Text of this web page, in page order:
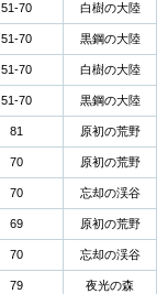
51-70 白樹の大陸
51-70 黒鋼の大陸
51-70 白樹の大陸
51-70 黒鋼の大陸
81 原初の荒野
70 原初の荒野
70 忘却の渓谷
69 原初の荒野
70 忘却の渓谷
79 夜光の森